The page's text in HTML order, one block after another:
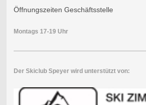
Öffnungszeiten Geschäftsstelle
Montags 17-19 Uhr
Der Skiclub Speyer wird unterstützt von: